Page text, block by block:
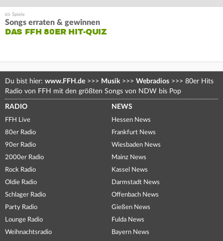
Songs erraten & gewinnen
DAS FFH 80ER HIT-QUIZ
Du bist hier: www.FFH.de >>> Musik >>> Webradios >>> 80er Hits
Radio von FFH mit den größten Songs von NDW bis Pop
RADIO
FFH Live
80er Radio
90er Radio
2000er Radio
Rock Radio
Oldie Radio
Schlager Radio
Party Radio
Lounge Radio
Weihnachtsradio
NEWS
Hessen News
Frankfurt News
Wiesbaden News
Mainz News
Kassel News
Darmstadt News
Offenbach News
Gießen News
Fulda News
Bayern News